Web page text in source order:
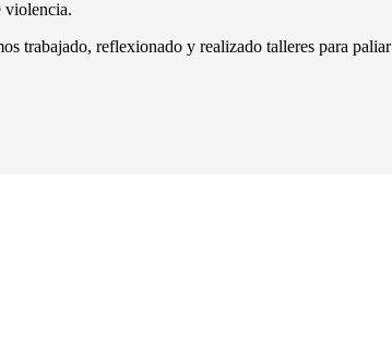
violencia.
trabajado, reflexionado y realizado talleres para